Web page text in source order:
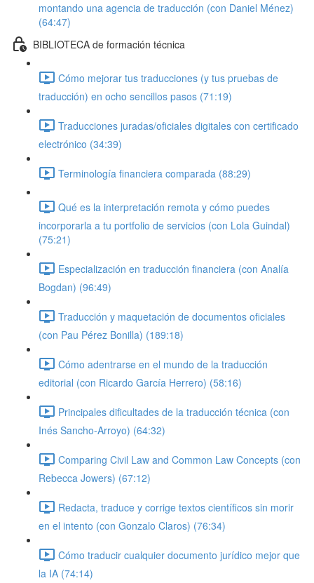
montando una agencia de traducción (con Daniel Ménez)
(64:47)
BIBLIOTECA de formación técnica
Cómo mejorar tus traducciones (y tus pruebas de
traducción) en ocho sencillos pasos (71:19)
Traducciones juradas/oficiales digitales con certificado
electrónico (34:39)
Terminología financiera comparada (88:29)
Qué es la interpretación remota y cómo puedes
incorporarla a tu portfolio de servicios (con Lola Guindal)
(75:21)
Especialización en traducción financiera (con Analía
Bogdan) (96:49)
Traducción y maquetación de documentos oficiales
(con Pau Pérez Bonilla) (189:18)
Cómo adentrarse en el mundo de la traducción
editorial (con Ricardo García Herrero) (58:16)
Principales dificultades de la traducción técnica (con
Inés Sancho-Arroyo) (64:32)
Comparing Civil Law and Common Law Concepts (con
Rebecca Jowers) (67:12)
Redacta, traduce y corrige textos científicos sin morir
en el intento (con Gonzalo Claros) (76:34)
Cómo traducir cualquier documento jurídico mejor que
la IA (74:14)